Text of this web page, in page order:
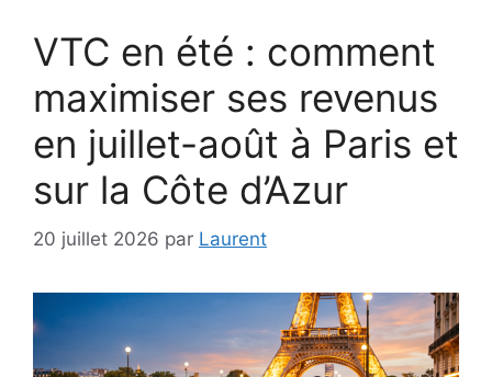
VTC en été : comment
maximiser ses revenus
en juillet-août à Paris et
sur la Côte d’Azur
20 juillet 2026 par Laurent